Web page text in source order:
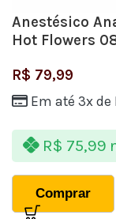
Anestésico
Hot Flowers
R$ 79,99
Em até 3x de
R$ 75,99
Comprar